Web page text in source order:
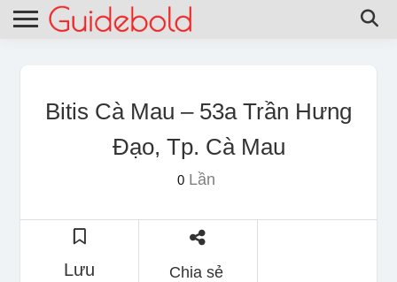
Bitis Cà Mau – 53a Trần Hưng
Đạo, Tp. Cà Mau
0Lần
Lưu Chia sẻ